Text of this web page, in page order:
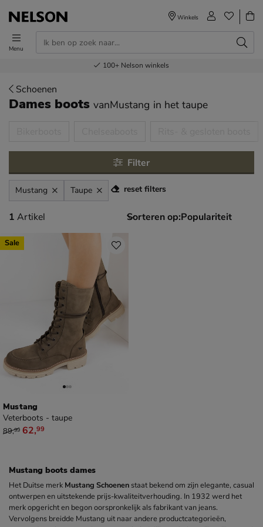
Menu
Winkels
Voor 23.00u besteld,volgende dag in huis
Gratisverzending en retour
Bestel nu,betaal later
100+ Nelson winkels
Schoenen
Dames boots vanMustang in het taupe
Filter
Mustang Taupe reset filters
1 artikel
1 Artikel Sorteren op:
Mustang
Veterboots - taupe
van € 89,99 voor € 62,99
89,99 62,99
Sale
Mustang boots dames
Het Duitse merk Mustang Schoenen staat bekend om zijn elegante, casual
ontwerpen en uitstekende prijs-kwaliteitverhouding. In 1932 werd het
merk opgericht en begon oorspronkelijk als fabrikant van jeans.
Vervolgens breidde Mustang uit naar andere productcategorieën,